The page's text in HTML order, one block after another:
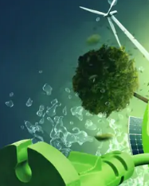
klimaatverandering
van CO2
zonder aardgas